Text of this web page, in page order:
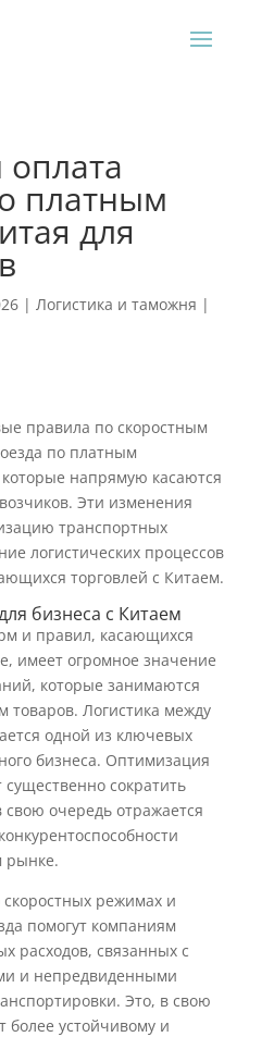
платным
для
| Логистика и таможня |
правила по скоростным
по платным
напрямую касаются
Эти изменения
транспортных
логистических процессов
торговлей с Китаем.
бизнеса с Китаем
и правил, касающихся
имеет огромное значение
которые занимаются
товаров. Логистика между
одной из ключевых
бизнеса. Оптимизация
сократить
свою очередь отражается
рынке.
режимах и
помогут компаниям
расходов, связанных с
и непредвиденными
Это, в свою
более устойчивому и